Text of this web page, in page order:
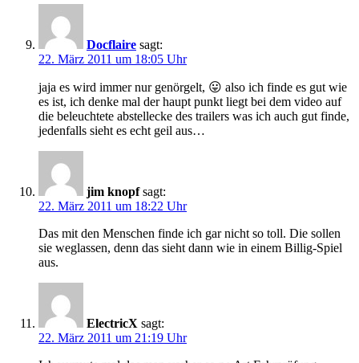
Docflaire sagt:
22. März 2011 um 18:05 Uhr
jaja es wird immer nur genörgelt, 😛 also ich finde es gut wie
es ist, ich denke mal der haupt punkt liegt bei dem video auf
die beleuchtete abstellecke des trailers was ich auch gut finde,
jedenfalls sieht es echt geil aus…
jim knopf sagt:
22. März 2011 um 18:22 Uhr
Das mit den Menschen finde ich gar nicht so toll. Die sollen
sie weglassen, denn das sieht dann wie in einem Billig-Spiel
aus.
ElectricX sagt:
22. März 2011 um 21:19 Uhr